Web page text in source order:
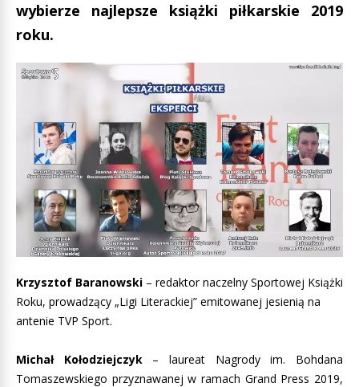
wybierze najlepsze książki piłkarskie 2019
roku.
Krzysztof Baranowski – redaktor naczelny Sportowej Książki
Roku, prowadzący „Ligi Literackiej” emitowanej jesienią na
antenie TVP Sport.
Michał Kołodziejczyk– laureat Nagrody im. Bohdana
Tomaszewskiego przyznawanej w ramach Grand Press 2019,